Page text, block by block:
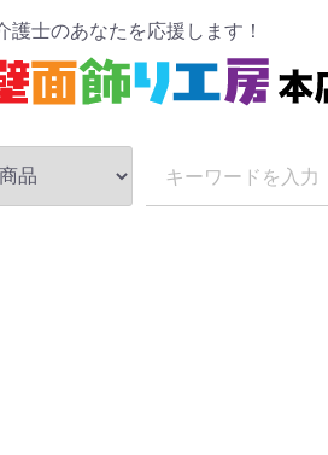
護士のあなたを応援します！